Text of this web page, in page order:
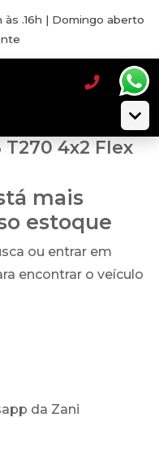
às .16h | Domingo aberto
T270 4x2 Flex
mais
estoque
ou entrar em
encontrar o veículo
da Zani